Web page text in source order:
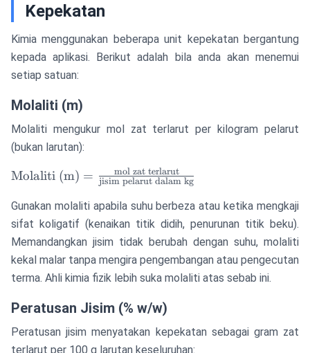
Kepekatan
Kimia menggunakan beberapa unit kepekatan bergantung
kepada aplikasi. Berikut adalah bila anda akan menemui
setiap satuan:
Molaliti (m)
Molaliti mengukur mol zat terlarut per kilogram pelarut
(bukan larutan):
\text{Molaliti
(m)} =
\frac{\text{mol
zat terlarut}}
{\text{jisim
pelarut dalam
kg}}
Molaliti (m) = jisim pelarut dalam kg
mol zat terlarut
Gunakan molaliti apabila suhu berbeza atau ketika mengkaji
sifat koligatif (kenaikan titik didih, penurunan titik beku).
Memandangkan jisim tidak berubah dengan suhu, molaliti
kekal malar tanpa mengira pengembangan atau pengecutan
terma. Ahli kimia fizik lebih suka molaliti atas sebab ini.
Peratusan Jisim (% w/w)
Peratusan jisim menyatakan kepekatan sebagai gram zat
terlarut per 100 g larutan keseluruhan: